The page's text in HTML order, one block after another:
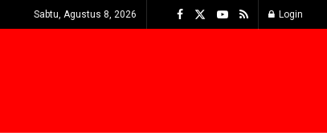
Sabtu, Agustus 8, 2026 Login